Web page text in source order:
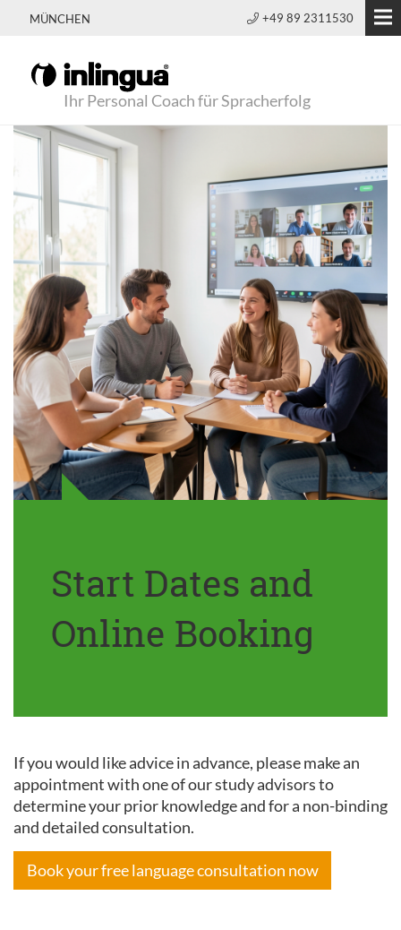
MÜNCHEN +49 89 2311530
Ihr Personal Coach für Spracherfolg
Start Dates and
Online Booking
If you would like advice in advance, please make an
appointment with one of our study advisors to
determine your prior knowledge and for a non-binding
and detailed consultation.
Book your free language consultation now